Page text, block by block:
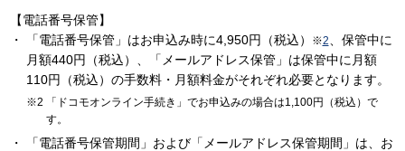
【電話番号保管】
「電話番号保管」はお申込み時に4,950円（税込）
※2
、保管中に
月額440円（税込）、「メールアドレス保管」は保管中に月額
110円（税込）の手数料・月額料金がそれぞれ必要となります。
「ドコモオンライン手続き」でお申込みの場合は1,100円（税込）で
す。
「電話番号保管期間」および「メールアドレス保管期間」は、お